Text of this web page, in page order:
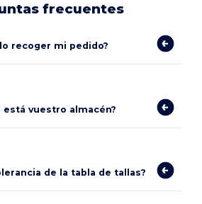
frecuentes
recoger mi pedido?
está vuestro almacén?
de la tabla de tallas?